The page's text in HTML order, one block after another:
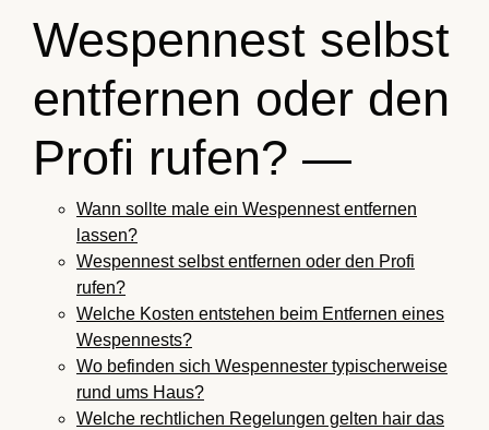
Wespennest selbst
entfernen oder den
Profi rufen? —
Wann sollte male ein Wespennest entfernen
lassen?
Wespennest selbst entfernen oder den Profi
rufen?
Welche Kosten entstehen beim Entfernen eines
Wespennests?
Wo befinden sich Wespennester typischerweise
rund ums Haus?
Welche rechtlichen Regelungen gelten hair das